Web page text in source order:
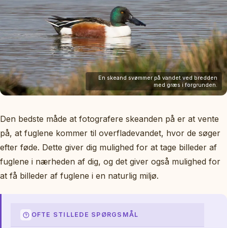
En skeand svømmer på vandet ved bredden
med græs i forgrunden.
Den bedste måde at fotografere skeanden på er at vente
på, at fuglene kommer til overfladevandet, hvor de søger
efter føde. Dette giver dig mulighed for at tage billeder af
fuglene i nærheden af dig, og det giver også mulighed for
at få billeder af fuglene i en naturlig miljø.
OFTE STILLEDE SPØRGSMÅL